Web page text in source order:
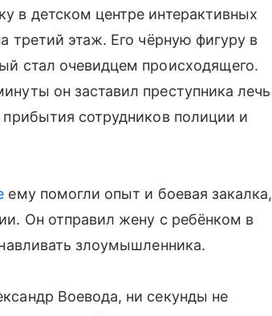
в детском центре интерактивных
третий этаж. Его чёрную фигуру в
стал очевидцем происходящего.
он заставил преступника лечь
сотрудников полиции и
ему помогли опыт и боевая закалка,
Он отправил жену с ребёнком в
злоумышленника.
Воевода, ни секунды не